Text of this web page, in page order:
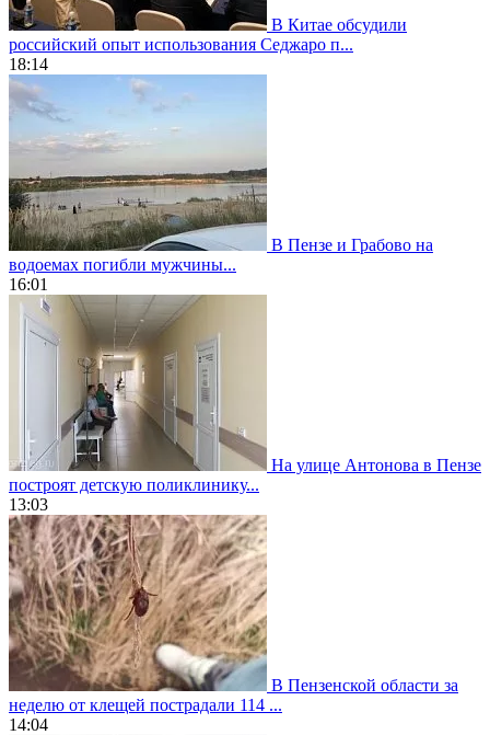
В Китае обсудили
российский опыт использования Седжаро п...
18:14
В Пензе и Грабово на
водоемах погибли мужчины...
16:01
На улице Антонова в Пензе
построят детскую поликлинику...
13:03
В Пензенской области за
неделю от клещей пострадали 114 ...
14:04